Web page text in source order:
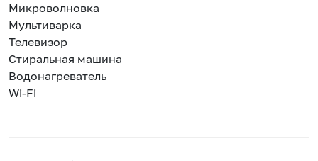
Микроволновка
Мультиварка
Телевизор
Стиральная машина
Водонагреватель
Wi-Fi